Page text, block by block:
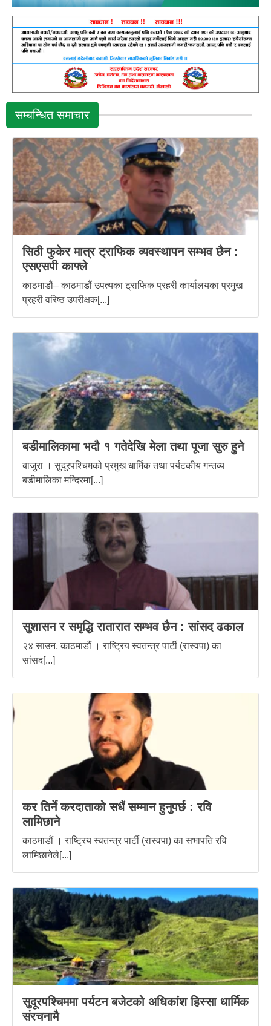
सम्बन्धित समाचार
सिठी फुकेर मात्र ट्राफिक व्यवस्थापन सम्भव छैन :
एसएसपी काफ्ले
काठमाडौं– काठमाडौं उपत्यका ट्राफिक प्रहरी कार्यालयका प्रमुख
प्रहरी वरिष्ठ उपरीक्षक[...]
बडीमालिकामा भदौ १ गतेदेखि मेला तथा पूजा सुरु हुने
बाजुरा । सुदूरपश्चिमको प्रमुख धार्मिक तथा पर्यटकीय गन्तव्य
बडीमालिका मन्दिरमा[...]
सुशासन र समृद्धि रातारात सम्भव छैन : सांसद ढकाल
२४ साउन, काठमाडौं । राष्ट्रिय स्वतन्त्र पार्टी (रास्वपा) का
सांसद[...]
कर तिर्ने करदाताको सधैं सम्मान हुनुपर्छ : रवि
लामिछाने
काठमाडौं । राष्ट्रिय स्वतन्त्र पार्टी (रास्वपा) का सभापति रवि
लामिछानेले[...]
सुदूरपश्चिममा पर्यटन बजेटको अधिकांश हिस्सा धार्मिक
संरचनामै